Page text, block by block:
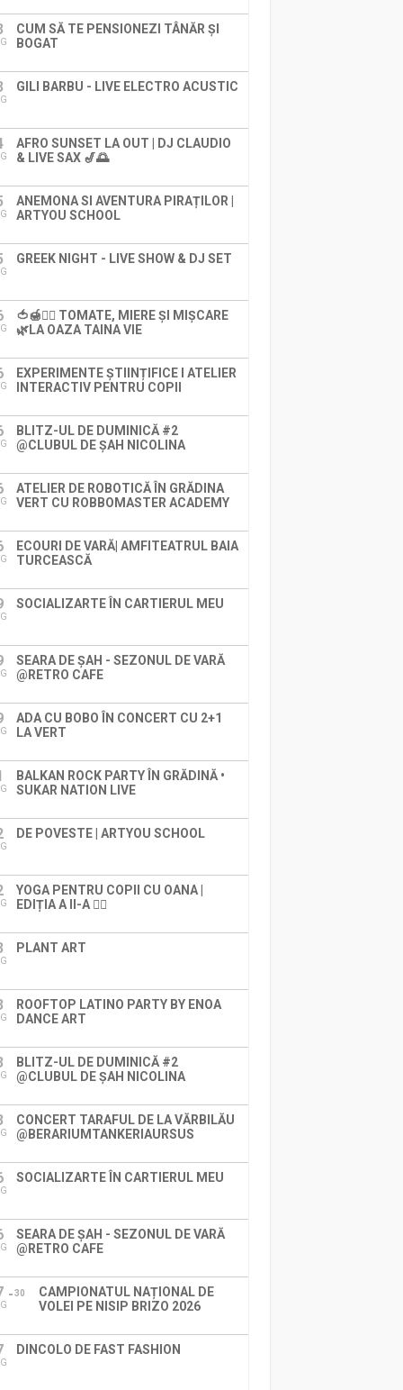
CUM SĂ TE PENSIONEZI TÂNĂR ȘI
BOGAT
GILI BARBU - LIVE ELECTRO ACUSTIC
AFRO SUNSET LA OUT | DJ CLAUDIO
& LIVE SAX 🎷🌅
ANEMONA SI AVENTURA PIRAȚILOR |
ARTYOU SCHOOL
GREEK NIGHT - LIVE SHOW & DJ SET
🍅🍯🚶‍♀️ TOMATE, MIERE ȘI MIȘCARE
🌿LA OAZA TAINA VIE
EXPERIMENTE ȘTIINȚIFICE I ATELIER
INTERACTIV PENTRU COPII
BLITZ-UL DE DUMINICĂ #2
@CLUBUL DE ȘAH NICOLINA
ATELIER DE ROBOTICĂ ÎN GRĂDINA
VERT CU ROBBOMASTER ACADEMY
ECOURI DE VARĂ| AMFITEATRUL BAIA
TURCEASCĂ
SOCIALIZARTE ÎN CARTIERUL MEU
SEARA DE ȘAH - SEZONUL DE VARĂ
@RETRO CAFE
ADA CU BOBO ÎN CONCERT CU 2+1
LA VERT
BALKAN ROCK PARTY ÎN GRĂDINĂ •
SUKAR NATION LIVE
DE POVESTE | ARTYOU SCHOOL
YOGA PENTRU COPII CU OANA |
EDIȚIA A II-A 🧘‍♀️
PLANT ART
ROOFTOP LATINO PARTY BY ENOA
DANCE ART
BLITZ-UL DE DUMINICĂ #2
@CLUBUL DE ȘAH NICOLINA
CONCERT TARAFUL DE LA VĂRBILĂU
@BERARIUMTANKERIAURSUS
SOCIALIZARTE ÎN CARTIERUL MEU
SEARA DE ȘAH - SEZONUL DE VARĂ
@RETRO CAFE
30
CAMPIONATUL NAȚIONAL DE
VOLEI PE NISIP BRIZO 2026
DINCOLO DE FAST FASHION